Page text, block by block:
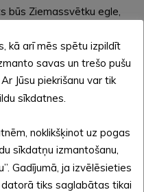
būs Ziemassvētku egle,
sirsniņas, atgādinot,
katra paša sirdī. Sirds
neredzamo saikni, kas
iedzīvotāji) ir aicināts
arī savos svētku
un apkārtni. Lai
vietu!
kā arī mēs spētu izpildīt
savas un trešo pušu
Jūsu piekrišanu var tik
sīkdatnes.
noklikšķinot uz pogas
sīkdatņu izmantošanu,
Gadījumā, ja izvēlēsieties
datorā tiks saglabātas tikai